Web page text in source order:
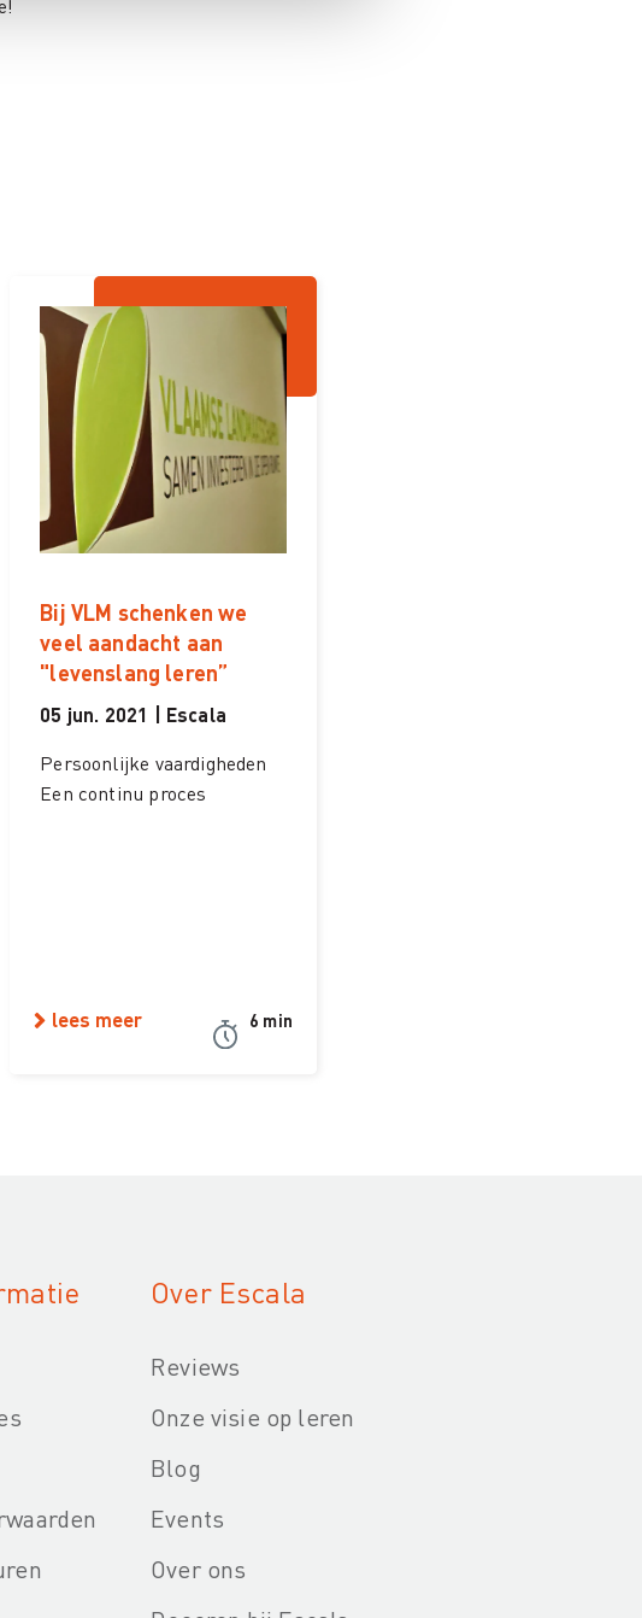
Bij VLM schenken we
veel aandacht aan
"levenslang leren”
05 jun. 2021 | Escala
Persoonlijke vaardigheden
Een continu proces
lees meer 6 min
Over Escala
Reviews
Onze visie op leren
Blog
Events
Over ons